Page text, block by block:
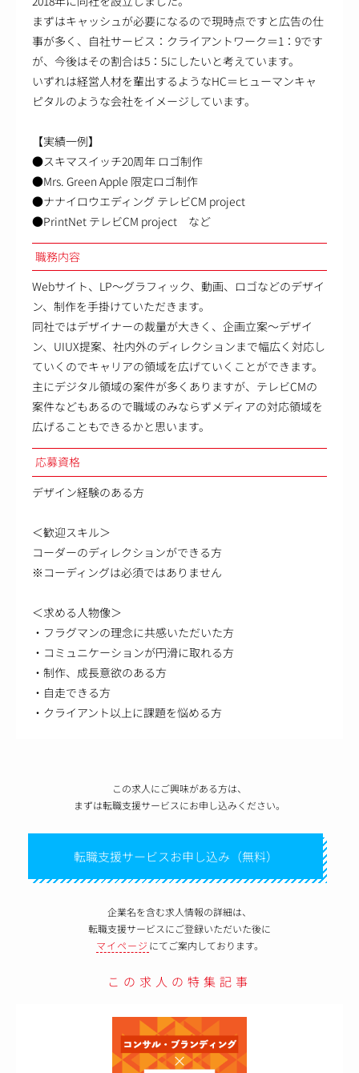
まずはキャッシュが必要になるので現時点ですと広告の仕
事が多く、自社サービス：クライアントワーク＝1：9です
が、今後はその割合は5：5にしたいと考えています。
いずれは経営人材を輩出するようなHC＝ヒューマンキャ
ピタルのような会社をイメージしています。
【実績一例】
●スキマスイッチ20周年 ロゴ制作
●Mrs. Green Apple 限定ロゴ制作
●ナナイロウエディング テレビCM project
●PrintNet テレビCM project など
職務内容
Webサイト、LP～グラフィック、動画、ロゴなどのデザイ
ン、制作を手掛けていただきます。
同社ではデザイナーの裁量が大きく、企画立案～デザイ
ン、UIUX提案、社内外のディレクションまで幅広く対応し
ていくのでキャリアの領域を広げていくことができます。
主にデジタル領域の案件が多くありますが、テレビCMの
案件などもあるので職域のみならずメディアの対応領域を
広げることもできるかと思います。
応募資格
デザイン経験のある方
＜歓迎スキル＞
コーダーのディレクションができる方
※コーディングは必須ではありません
＜求める人物像＞
・フラグマンの理念に共感いただいた方
・コミュニケーションが円滑に取れる方
・制作、成長意欲のある方
・自走できる方
・クライアント以上に課題を悩める方
この求人にご興味がある方は、
まずは転職支援サービスにお申し込みください。
転職支援サービスお申し込み（無料）
企業名を含む求人情報の詳細は、
転職支援サービスにご登録いただいた後に
マイページ にてご案内しております。
この求人の特集記事